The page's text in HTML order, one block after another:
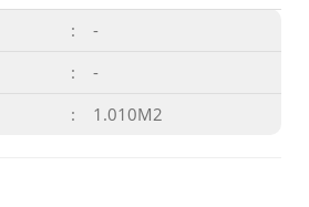
:
-
:
-
: 1.010M2